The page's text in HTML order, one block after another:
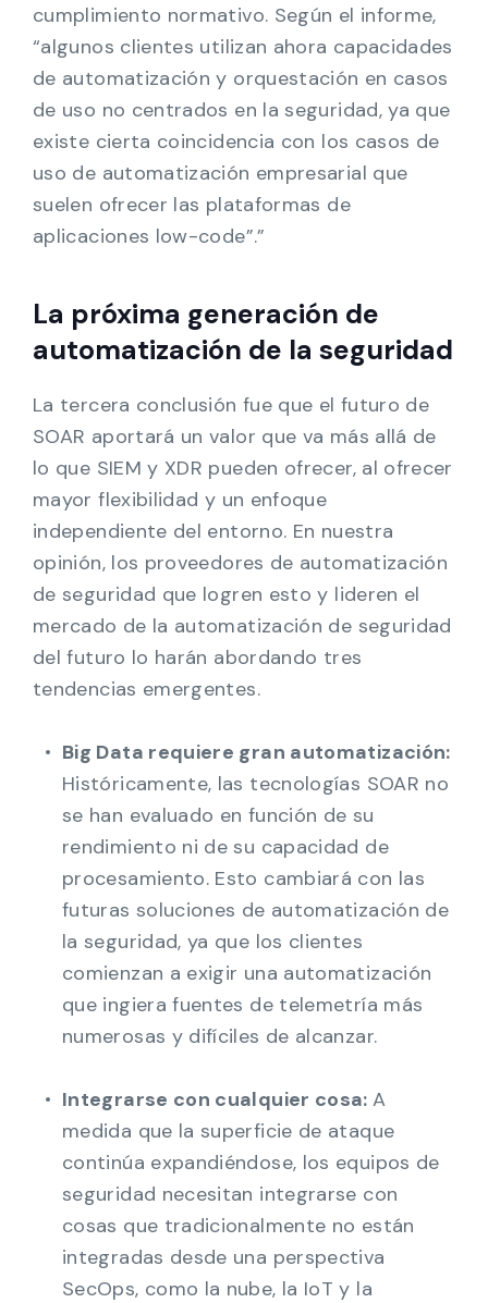
cumplimiento normativo. Según el informe,
“algunos clientes utilizan ahora capacidades
de automatización y orquestación en casos
de uso no centrados en la seguridad, ya que
existe cierta coincidencia con los casos de
uso de automatización empresarial que
suelen ofrecer las plataformas de
aplicaciones low-code”.”
La próxima generación de
automatización de la seguridad
La tercera conclusión fue que el futuro de
SOAR aportará un valor que va más allá de
lo que SIEM y XDR pueden ofrecer, al ofrecer
mayor flexibilidad y un enfoque
independiente del entorno. En nuestra
opinión, los proveedores de automatización
de seguridad que logren esto y lideren el
mercado de la automatización de seguridad
del futuro lo harán abordando tres
tendencias emergentes.
Big Data requiere gran automatización:
Históricamente, las tecnologías SOAR no
se han evaluado en función de su
rendimiento ni de su capacidad de
procesamiento. Esto cambiará con las
futuras soluciones de automatización de
la seguridad, ya que los clientes
comienzan a exigir una automatización
que ingiera fuentes de telemetría más
numerosas y difíciles de alcanzar.
Integrarse con cualquier cosa:A
medida que la superficie de ataque
continúa expandiéndose, los equipos de
seguridad necesitan integrarse con
cosas que tradicionalmente no están
integradas desde una perspectiva
SecOps, como la nube, la IoT y la